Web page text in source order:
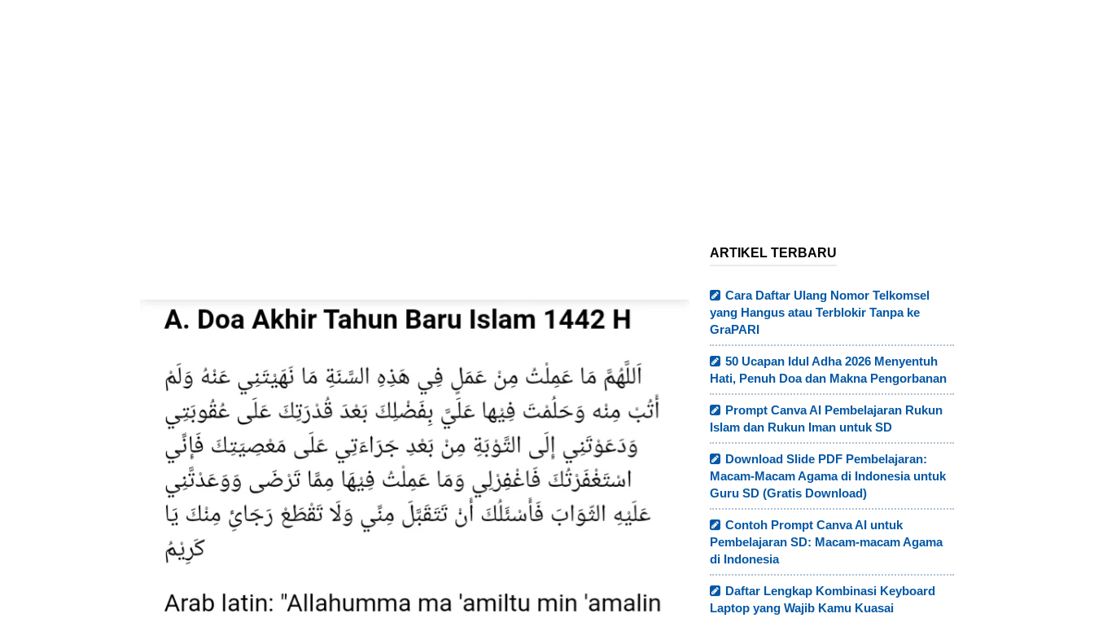
ARTIKEL TERBARU
Cara Daftar Ulang Nomor Telkomsel
yang Hangus atau Terblokir Tanpa ke
GraPARI
50 Ucapan Idul Adha 2026 Menyentuh
Hati, Penuh Doa dan Makna Pengorbanan
Prompt Canva AI Pembelajaran Rukun
Islam dan Rukun Iman untuk SD
Download Slide PDF Pembelajaran:
Macam-Macam Agama di Indonesia untuk
Guru SD (Gratis Download)
Contoh Prompt Canva AI untuk
Pembelajaran SD: Macam-macam Agama
di Indonesia
Daftar Lengkap Kombinasi Keyboard
Laptop yang Wajib Kamu Kuasai